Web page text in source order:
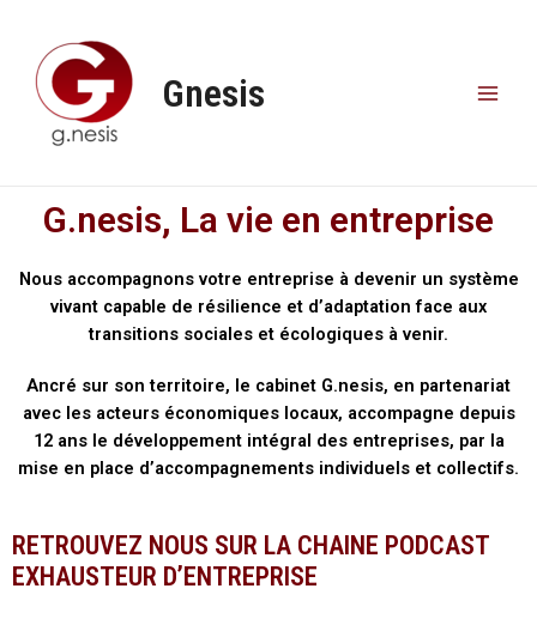
Gnesis
G.nesis, La vie en entreprise
Nous accompagnons votre entreprise à devenir un système
vivant capable de résilience et d’adaptation face aux
transitions sociales et écologiques à venir.
Ancré sur son territoire, le cabinet G.nesis, en partenariat
avec les acteurs économiques locaux, accompagne depuis
12 ans le développement intégral des entreprises, par la
mise en place d’accompagnements individuels et collectifs.
RETROUVEZ NOUS SUR LA CHAINE PODCAST
EXHAUSTEUR D’ENTREPRISE